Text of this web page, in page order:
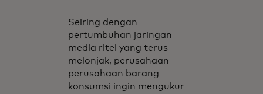
Seiring dengan
pertumbuhan jaringan
media ritel yang terus
melonjak, perusahaan-
perusahaan barang
konsumsi ingin mengukur